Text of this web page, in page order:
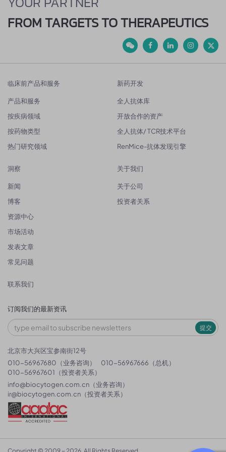
FROM TARGETS TO THERAPEUTICS
临床前产品和服务
产品和服务
按疾病领域
按药物类型
热门研究领域
新药开发
全人抗体库
开放合作的资产
全人抗体/ TCR技术平台
RenMice-抗体发现引擎
洞察
新闻
博客
资源中心
市场活动
发表文章
常见问题
关于我们
关于公司
投资者关系
联系我们
订阅我们的最新资讯
提交
北京市大兴区宝参南街12号
010-56967680（业务咨询）
010-56967666（总机）
010-56967601（投资者关系）
info@biocytogen.com.cn （业务咨询）
ir@biocytogen.com.cn （投资者关系）